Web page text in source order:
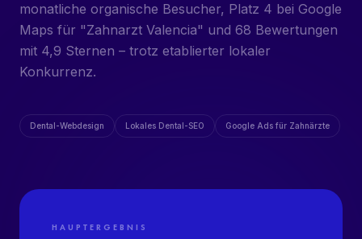
ORGANISCHE SOCIAL MEDIA
CONTENT-PRODUKTION + VIDEO
monatliche organische Besucher, Platz 4 bei Google
Maps für "Zahnarzt Valencia" und 68 Bewertungen
mit 4,9 Sternen – trotz etablierter lokaler
Konkurrenz.
Dental-Webdesign Lokales Dental-SEO Google Ads für Zahnärzte
HAUPTERGEBNIS